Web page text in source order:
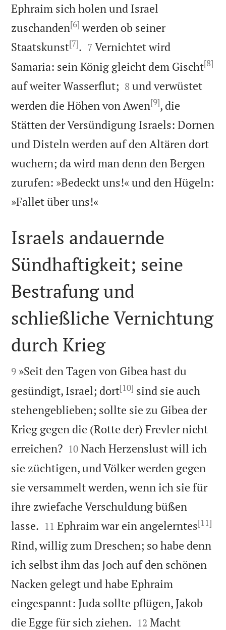
Ephraim sich holen und Israel
zuschanden[6] werden ob seiner
Staatskunst[7]. 

7 Vernichtet wird
Samaria: sein König gleicht dem Gischt[8]
auf weiter Wasserflut; 

8 und verwüstet
werden die Höhen von Awen[9], die
Stätten der Versündigung Israels: Dornen
und Disteln werden auf den Altären dort
wuchern; da wird man denn den Bergen
zurufen: »Bedeckt uns!« und den Hügeln:
»Fallet über uns!«

Israels andauernde
Sündhaftigkeit; seine
Bestrafung und
schließliche Vernichtung
durch Krieg

9 »Seit den Tagen von Gibea hast du
gesündigt, Israel; dort[10] sind sie auch
stehengeblieben; sollte sie zu Gibea der
Krieg gegen die (Rotte der) Frevler nicht
erreichen?
10 Nach Herzenslust will ich
sie züchtigen, und Völker werden gegen
sie versammelt werden, wenn ich sie für
ihre zwiefache Verschuldung büßen
lasse. 

11 Ephraim war ein angelerntes[11]
Rind, willig zum Dreschen; so habe denn
ich selbst ihm das Joch auf den schönen
Nacken gelegt und habe Ephraim
eingespannt: Juda sollte pflügen, Jakob
die Egge für sich ziehen. 

12 Macht